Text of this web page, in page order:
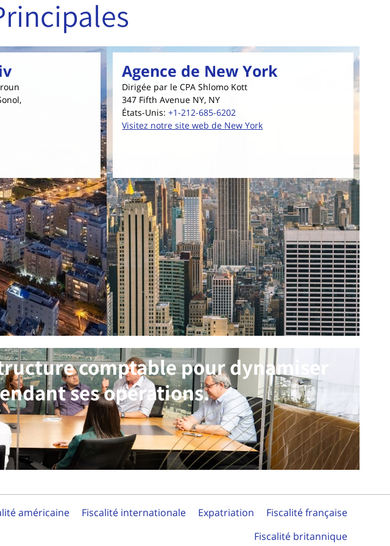
Agence de New York
Dirigée par le CPA Shlomo Kott
347 Fifth Avenue NY, NY
États-Unis:+1-212-685-6202
Visitez notre site web de New York
comptable pour dynamiser
ses opérations.
américaine Fiscalité internationale Expatriation
Fiscalité française
Fiscalité britannique